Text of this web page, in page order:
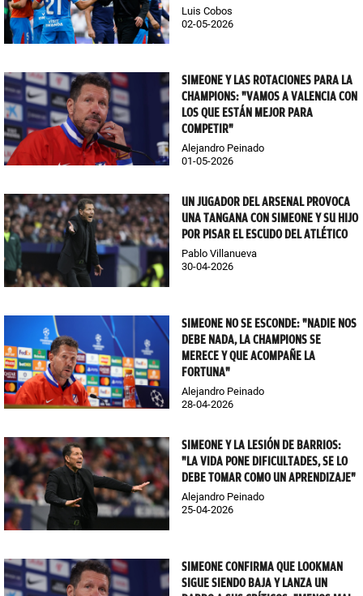
Luis Cobos
02-05-2026
SIMEONE Y LAS ROTACIONES PARA LA
CHAMPIONS: "VAMOS A VALENCIA CON
LOS QUE ESTÁN MEJOR PARA
COMPETIR"
Alejandro Peinado
01-05-2026
UN JUGADOR DEL ARSENAL PROVOCA
UNA TANGANA CON SIMEONE Y SU HIJO
POR PISAR EL ESCUDO DEL ATLÉTICO
Pablo Villanueva
30-04-2026
SIMEONE NO SE ESCONDE: "NADIE NOS
DEBE NADA, LA CHAMPIONS SE
MERECE Y QUE ACOMPAÑE LA
FORTUNA"
Alejandro Peinado
28-04-2026
SIMEONE Y LA LESIÓN DE BARRIOS:
"LA VIDA PONE DIFICULTADES, SE LO
DEBE TOMAR COMO UN APRENDIZAJE"
Alejandro Peinado
25-04-2026
SIMEONE CONFIRMA QUE LOOKMAN
SIGUE SIENDO BAJA Y LANZA UN